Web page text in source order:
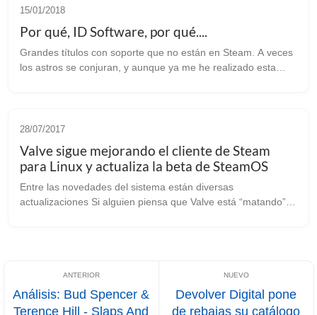
15/01/2018
Por qué, ID Software, por qué....
Grandes títulos con soporte que no están en Steam. A veces
los astros se conjuran, y aunque ya me he realizado esta
28/07/2017
Valve sigue mejorando el cliente de Steam
para Linux y actualiza la beta de SteamOS
Entre las novedades del sistema están diversas
actualizaciones Si alguien piensa que Valve está “matando” a
Análisis: Bud Spencer &
Terence Hill - Slaps And
Devolver Digital pone
de rebajas su catálogo